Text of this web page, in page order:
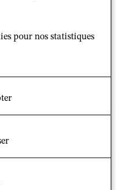
24 avril 2015. Les
d’une brève
environ) aux deux
pour nos statistiques